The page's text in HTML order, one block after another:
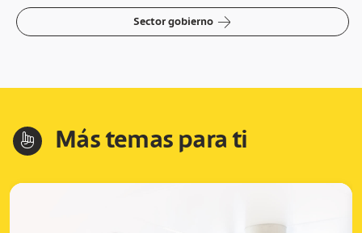
Sector gobierno arrow-right
hand-index Más temas para ti